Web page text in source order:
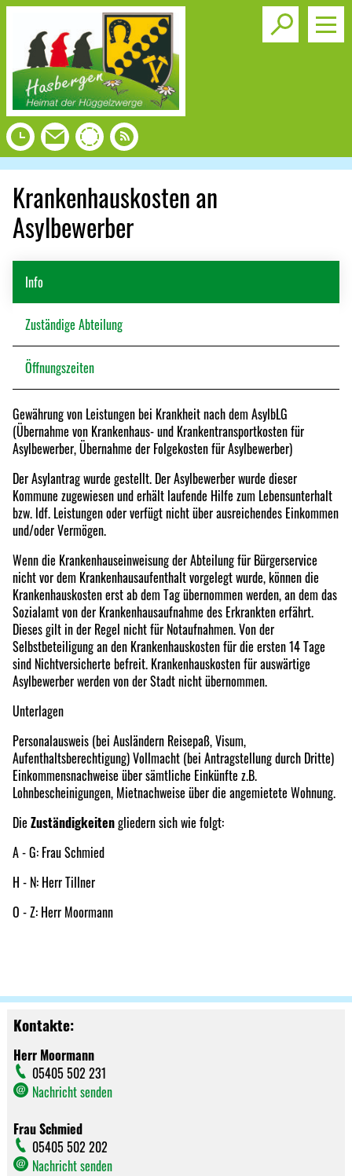
Toggle
Krankenhauskosten an
Asylbewerber
Info
Zuständige Abteilung
Öffnungszeiten
Gewährung von Leistungen bei Krankheit nach dem AsylbLG
(Übernahme von Krankenhaus- und Krankentransportkosten für
Asylbewerber, Übernahme der Folgekosten für Asylbewerber)
Der Asylantrag wurde gestellt. Der Asylbewerber wurde dieser
Kommune zugewiesen und erhält laufende Hilfe zum Lebensunterhalt
bzw. ldf. Leistungen oder verfügt nicht über ausreichendes Einkommen
und/oder Vermögen.
Wenn die Krankenhauseinweisung der Abteilung für Bürgerservice
nicht vor dem Krankenhausaufenthalt vorgelegt wurde, können die
Krankenhauskosten erst ab dem Tag übernommen werden, an dem das
Sozialamt von der Krankenhausaufnahme des Erkrankten erfährt.
Dieses gilt in der Regel nicht für Notaufnahmen. Von der
Selbstbeteiligung an den Krankenhauskosten für die ersten 14 Tage
sind Nichtversicherte befreit. Krankenhauskosten für auswärtige
Asylbewerber werden von der Stadt nicht übernommen.
Unterlagen
Personalausweis (bei Ausländern Reisepaß, Visum,
Aufenthaltsberechtigung) Vollmacht (bei Antragstellung durch Dritte)
Einkommensnachweise über sämtliche Einkünfte z.B.
Lohnbescheinigungen, Mietnachweise über die angemietete Wohnung.
Die Zuständigkeitengliedern sich wie folgt:
A - G: Frau Schmied
H - N: Herr Tillner
O - Z: Herr Moormann
Kontakte:
Herr Moormann
05405 502 231
Nachricht senden
Frau Schmied
05405 502 202
Nachricht senden